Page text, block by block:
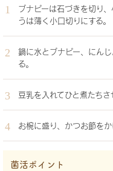
ブナピーは石づきを切り
うは薄く小口切りにする。
鍋に水とブナピー、にん
る。
豆乳を入れてひと煮たちさ
お椀に盛り、かつお節をか
菌活ポイント